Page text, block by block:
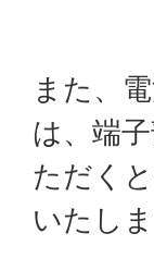
また、
は、端
ただく
いたしま